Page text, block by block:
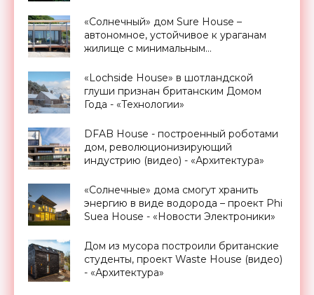
«Архитектура»
«Солнечный» дом Sure House –
автономное, устойчивое к ураганам
жилище с минимальным
«Lochside House» в шотландской
глуши признан британским Домом
Года - «Технологии»
DFAB House - построенный роботами
дом, революционизирующий
индустрию (видео) - «Архитектура»
«Солнечные» дома смогут хранить
энергию в виде водорода – проект Phi
Suea House - «Новости Электроники»
Дом из мусора построили британские
студенты, проект Waste House (видео)
- «Архитектура»